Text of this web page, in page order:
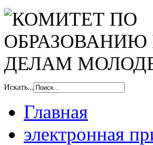
Искать...
Главная
электронная